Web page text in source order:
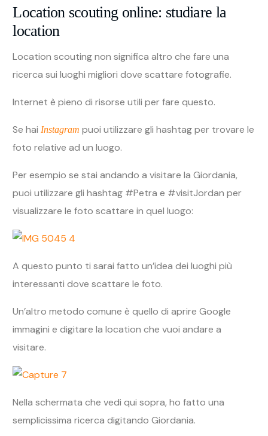
Location scouting online: studiare la
location
Location scouting non significa altro che fare una
ricerca sui luoghi migliori dove scattare fotografie.
Internet è pieno di risorse utili per fare questo.
Se haiInstagram puoi utilizzare gli hashtag per trovare le
foto relative ad un luogo.
Per esempio se stai andando a visitare la Giordania,
puoi utilizzare gli hashtag #Petra e #visitJordan per
visualizzare le foto scattare in quel luogo:
A questo punto ti sarai fatto un’idea dei luoghi più
interessanti dove scattare le foto.
Un’altro metodo comune è quello di aprire Google
immagini e digitare la location che vuoi andare a
visitare.
Nella schermata che vedi qui sopra, ho fatto una
semplicissima ricerca digitando Giordania.